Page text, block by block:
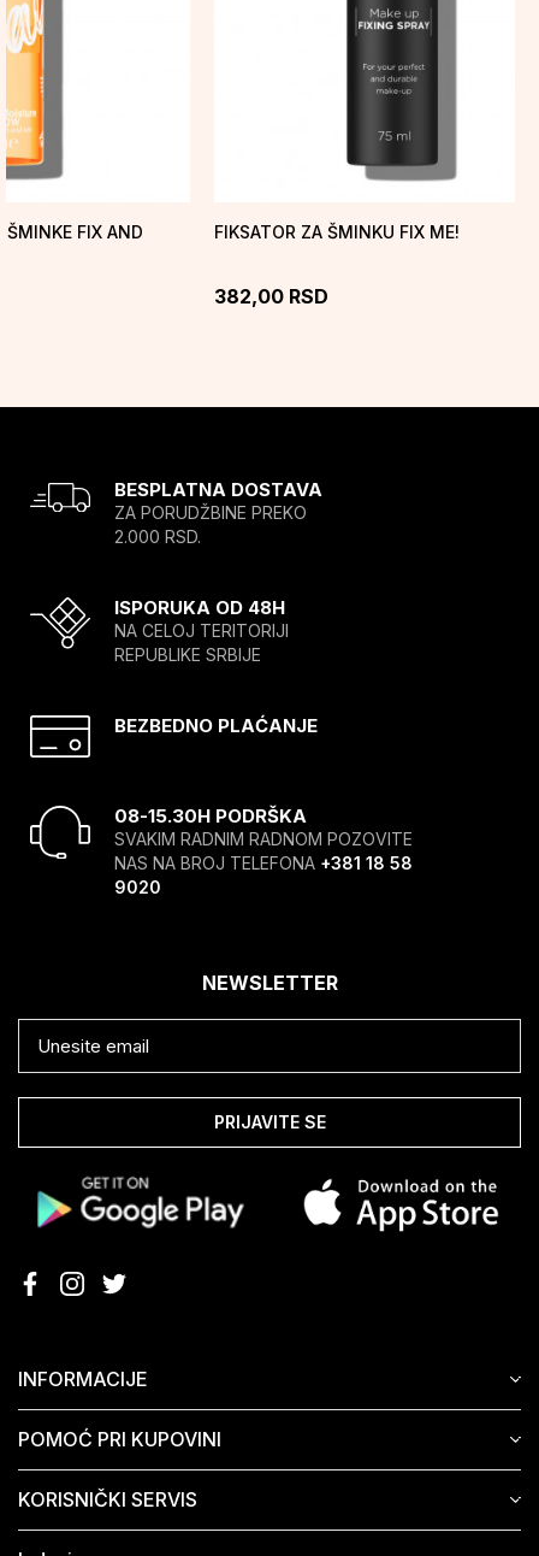
ŠMINKE FIX AND FIKSATOR ZA ŠMINKU FIX ME!
382,00 RSD
BESPLATNA DOSTAVA
ZA PORUDŽBINE PREKO
2.000 RSD.
ISPORUKA OD 48H
NA CELOJ TERITORIJI
REPUBLIKE SRBIJE
BEZBEDNO PLAĆANJE
08-15.30H PODRŠKA
SVAKIM RADNIM RADNOM POZOVITE
NAS NA BROJ TELEFONA +381 18 58
9020
INFORMACIJE
POMOĆ PRI KUPOVINI
KORISNIČKI SERVIS
NEWSLETTER
PRIJAVITE SE